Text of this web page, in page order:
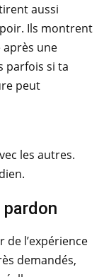
aussi
Ils montrent
après une
parfois si ta
peut
les autres.
pardon
l’expérience
demandés,